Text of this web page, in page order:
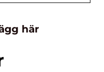
här